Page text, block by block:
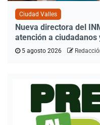
Ciudad Valles
Nueva directora del
atención a
5 agosto 2026